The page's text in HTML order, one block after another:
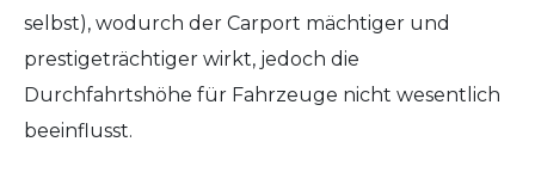
selbst), wodurch der Carport mächtiger und
prestigeträchtiger wirkt, jedoch die
Durchfahrtshöhe für Fahrzeuge nicht wesentlich
beeinflusst.